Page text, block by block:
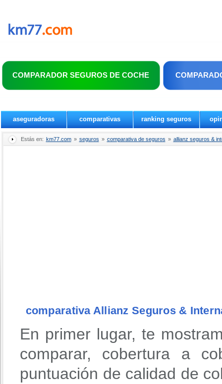
COMPARADOR SEGUROS DE COCHE
aseguradoras comparativas ranking seguros
Estás en: km77.com » seguros » comparativa de seguros » allianz seguros &
comparativa Allianz Seguros &
En primer lugar, te
comparar, cobertura a
puntuación de calidad de